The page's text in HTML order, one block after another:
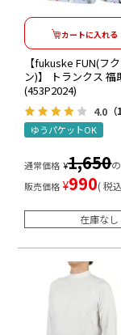
カートに入れる
【fukuske FUN(フ
ン)】 トランクス 福
(453P2024)
4.0 （
ゆうパケットOK
通常価格 ¥1,650
販売価格 ¥990 税込
在庫なし